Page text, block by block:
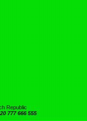
Republic
777 666 555